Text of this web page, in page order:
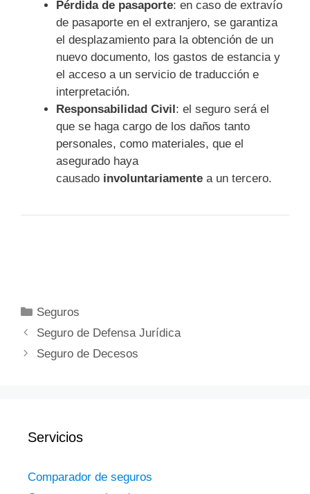
Pérdida de pasaporte: en caso de extravío
de pasaporte en el extranjero, se garantiza
el desplazamiento para la obtención de un
nuevo documento, los gastos de estancia y
el acceso a un servicio de traducción e
interpretación.
Responsabilidad Civil: el seguro será el
que se haga cargo de los daños tanto
personales, como materiales, que el
asegurado haya
causado involuntariamente a un tercero.
Categorías
Seguros
Seguro de Defensa Jurídica
Seguro de Decesos
Servicios
Comparador de seguros